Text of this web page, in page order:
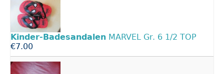
Kinder-Badesandalen MARVEL Gr. 6 1/2 TOP
€7.00